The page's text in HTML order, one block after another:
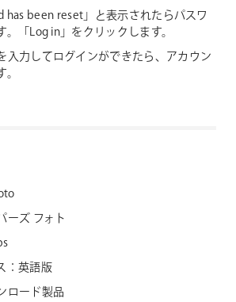
has been reset」と表示されたらパスワ
。「Log in」をクリックします。
入力してログインができたら、アカウン
ーズ フォト
：英語版
ロード製品